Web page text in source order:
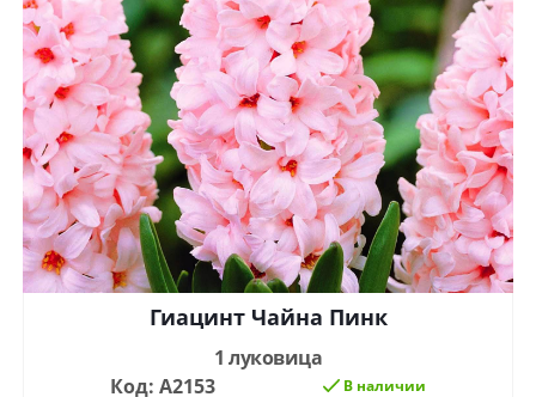
Гиацинт Чайна Пинк
1 луковица
Код: А2153
В наличии